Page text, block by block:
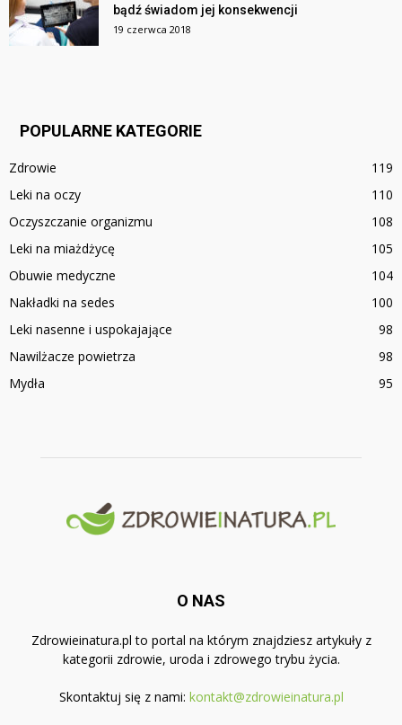
bądź świadom jej konsekwencji
19 czerwca 2018
POPULARNE KATEGORIE
Zdrowie
119
Leki na oczy
110
Oczyszczanie organizmu
108
Leki na miażdżycę
105
Obuwie medyczne
104
Nakładki na sedes
100
Leki nasenne i uspokajające
98
Nawilżacze powietrza
98
Mydła
95
O NAS
Zdrowieinatura.pl to portal na którym znajdziesz artykuły z
kategorii zdrowie, uroda i zdrowego trybu życia.
Skontaktuj się z nami: kontakt@zdrowieinatura.pl